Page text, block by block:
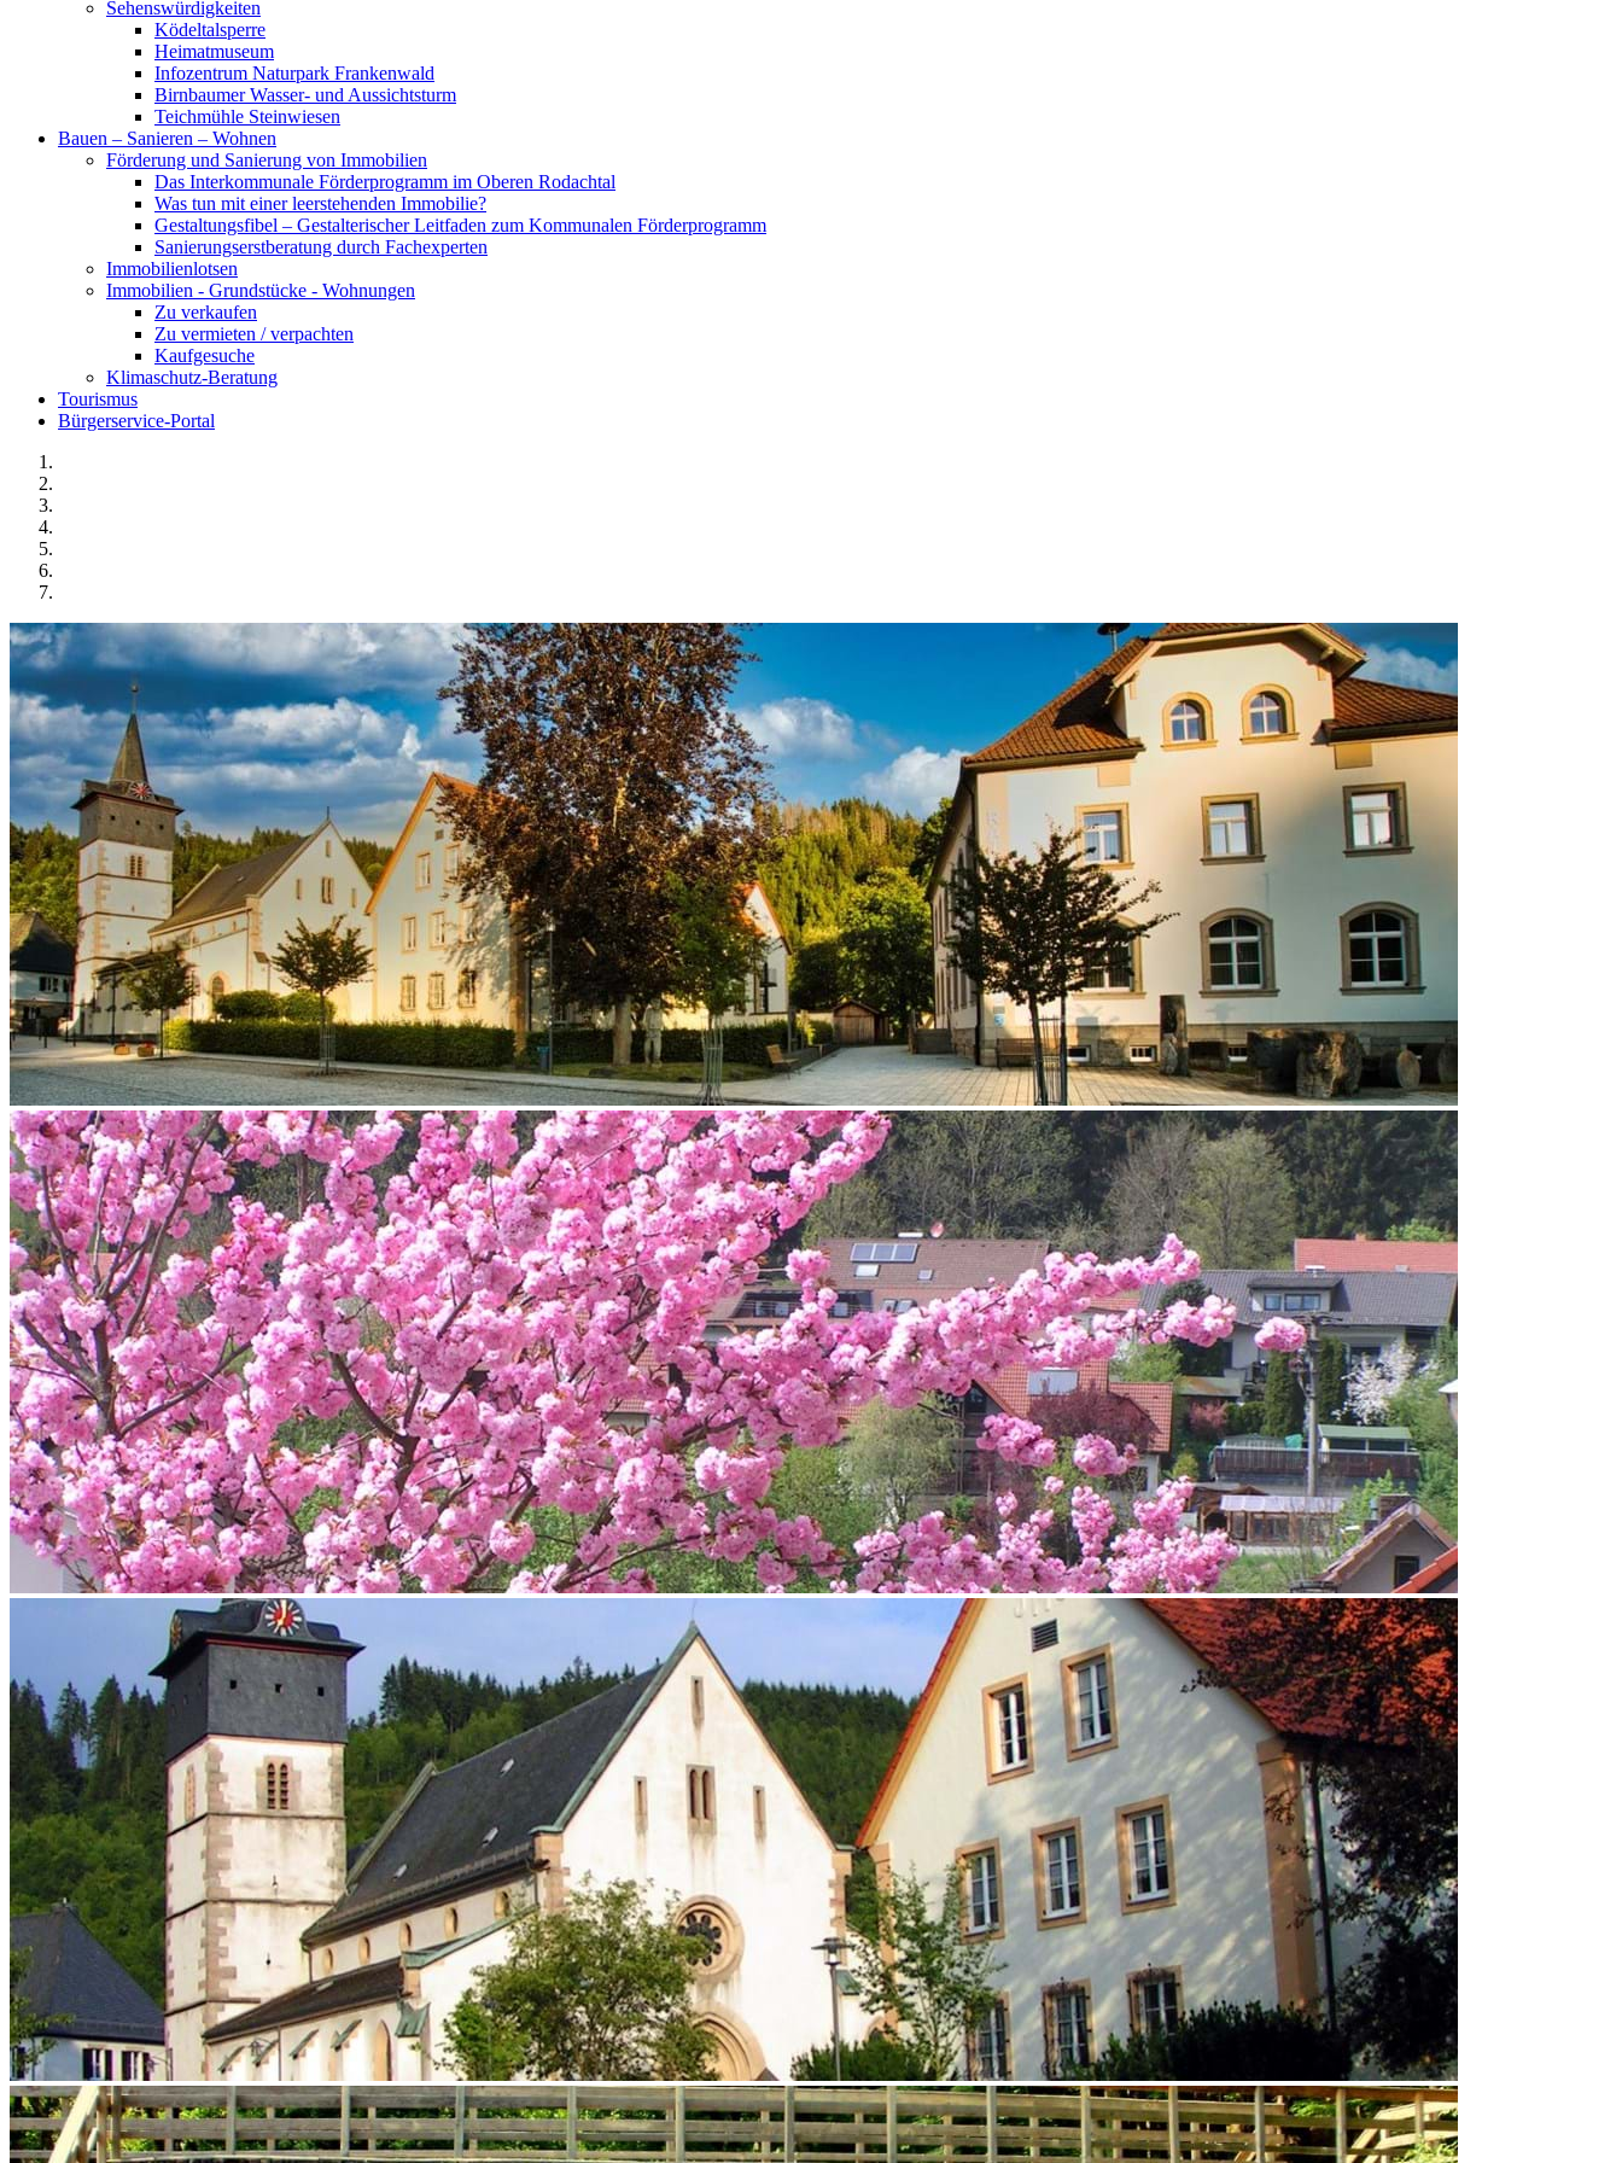
Sehenswürdigkeiten
Ködeltalsperre
Heimatmuseum
Infozentrum Naturpark Frankenwald
Birnbaumer Wasser- und Aussichtsturm
Teichmühle Steinwiesen
Bauen – Sanieren – Wohnen
Förderung und Sanierung von Immobilien
Das Interkommunale Förderprogramm im Oberen Rodachtal
Was tun mit einer leerstehenden Immobilie?
Gestaltungsfibel – Gestalterischer Leitfaden zum Kommunalen Förderprogramm
Sanierungserstberatung durch Fachexperten
Immobilienlotsen
Immobilien - Grundstücke - Wohnungen
Zu verkaufen
Zu vermieten / verpachten
Kaufgesuche
Klimaschutz-Beratung
Tourismus
Bürgerservice-Portal